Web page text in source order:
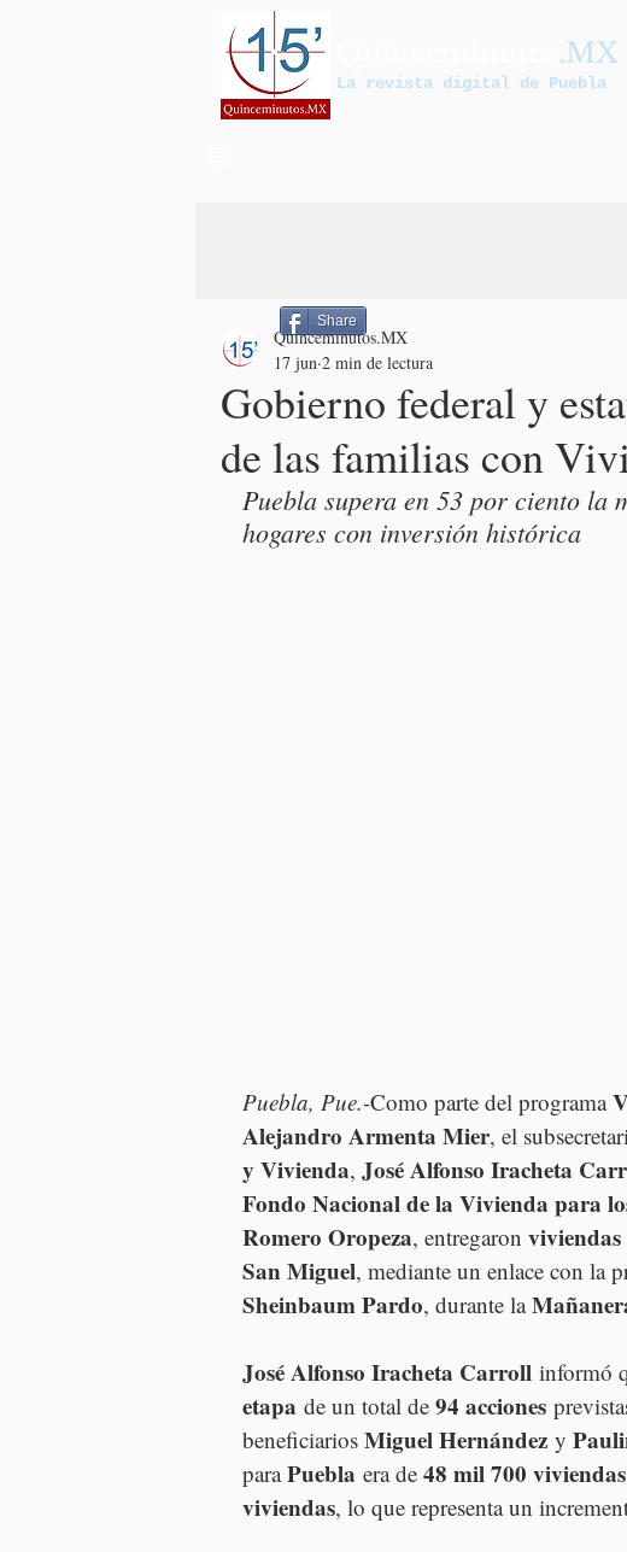
.MX
La revista digital de Puebla
Gobierno federal y
de las familias con
Quinceminutos.MX
17 jun 2 min de lectura
Puebla supera en 53 por ciento la
hogares con inversión histórica
Puebla, Pue.-Como parte del programa
Alejandro Armenta Mier, el
y Vivienda, José Alfonso Iracheta
Fondo Nacional de la Vivienda para
Romero Oropeza, entregaron viviendas
San Miguel, mediante un enlace con la
Sheinbaum Pardo, durante la
José Alfonso Iracheta Carroll informó
etapa de un total de 94 acciones
beneficiarios Miguel Hernández y
para Puebla era de 48 mil 700 viviendas
viviendas, lo que representa un
Share